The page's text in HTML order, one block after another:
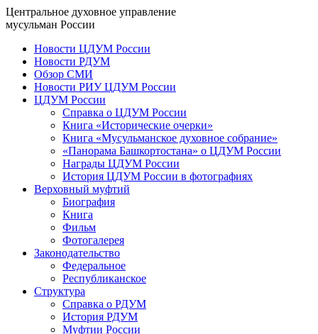
Центральное духовное управление
мусульман России
Новости ЦДУМ России
Новости РДУМ
Обзор СМИ
Новости РИУ ЦДУМ России
ЦДУМ России
Справка о ЦДУМ России
Книга «Исторические очерки»
Книга «Мусульманское духовное собрание»
«Панорама Башкортостана» о ЦДУМ России
Награды ЦДУМ России
История ЦДУМ России в фотографиях
Верховный муфтий
Биография
Книга
Фильм
Фотогалерея
Законодательство
Федеральное
Республиканское
Структура
Справка о РДУМ
История РДУМ
Муфтии России